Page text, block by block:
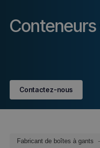
Contactez-nous
Fabricant de boîtes à gants